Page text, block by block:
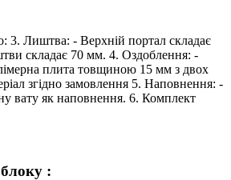
3. Лиштва: - Верхній портал складає
складає 70 мм. 4. Оздоблення: -
плита товщиною 15 мм з двох
згідно замовлення 5. Наповнення: -
вату як наповнення. 6. Комплект
: